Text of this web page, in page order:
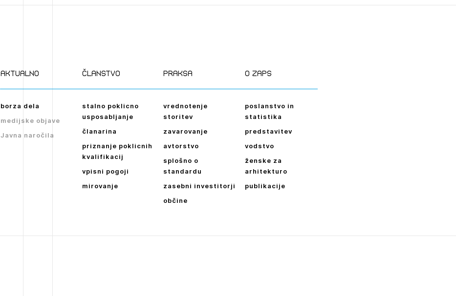
potrebno prijaviti.
Prijavite se s svojim ZAPS uporabniškim imenom in geslom.
PRIJAVITE SE
POZABLJENO GESLO
REGISTRIRAJTE SE
aktualno
borza dela
medijske objave
Javna naročila
članstvo
stalno poklicno
usposabljanje
članarina
priznanje poklicnih
kvalifikacij
vpisni pogoji
mirovanje
praksa
vrednotenje
storitev
zavarovanje
avtorstvo
splošno o
standardu
zasebni investitorji
občine
O zaps
poslanstvo in
statistika
predstavitev
vodstvo
ženske za
arhitekturo
publikacije
Novičnik natečajev
NAPREJ